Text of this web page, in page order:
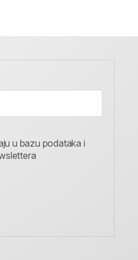
u bazu podataka i